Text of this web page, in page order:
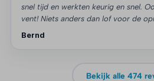
snel tijd en werkten keurig en snel.
vent! Niets anders dan lof voor de
Bernd
Bekijk alle 474